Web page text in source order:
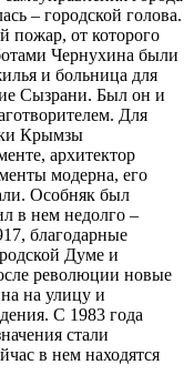
– городской голова.
пожар, от которого
Чернухина были
и больница для
Сызрани. Был он и
Для
Крымзы
архитектор
модерна, его
Особняк был
в нем недолго –
благодарные
Думе и
революции новые
на улицу и
С 1983 года
стали
в нем находятся